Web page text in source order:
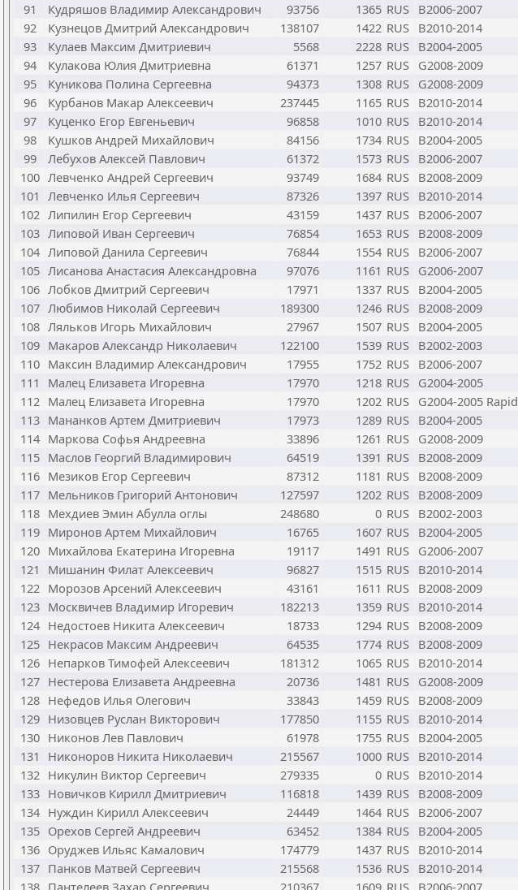
91
Кудряшов Владимир Александрович 93756 1365 RUS B2006-2007
92
Кузнецов Дмитрий Александрович 138107 1422 RUS B2010-2014
93
Кулаев Максим Дмитриевич 5568 2228 RUS B2004-2005
94
Кулакова Юлия Дмитриевна 61371 1257 RUS G2008-2009
95
Куникова Полина Сергеевна 94373 1308 RUS G2008-2009
96
Курбанов Макар Алексеевич 237445 1165 RUS B2010-2014
97
Куценко Егор Евгеньевич 96858 1010 RUS B2010-2014
98
Кушков Андрей Михайлович 84156 1734 RUS B2004-2005
99
Лебухов Алексей Павлович 61372 1573 RUS B2006-2007
100 Левченко Андрей Сергеевич 93749 1684 RUS B2008-2009
101 Левченко Илья Сергеевич 87326 1397 RUS B2010-2014
102 Липилин Егор Сергеевич 43159 1437 RUS B2006-2007
103 Липовой Иван Сергеевич 76854 1653 RUS B2008-2009
104 Липовой Данила Сергеевич 76844 1554 RUS B2006-2007
105 Лисанова Анастасия Александровна 97076 1161 RUS G2006-2007
106 Лобков Дмитрий Сергеевич 17971 1337 RUS B2004-2005
107 Любимов Николай Сергеевич 189300 1246 RUS B2008-2009
108 Ляльков Игорь Михайлович 27967 1507 RUS B2004-2005
109 Макаров Александр Николаевич 122100 1539 RUS B2002-2003
110 Максин Владимир Александрович 17955 1752 RUS B2006-2007
111
Малец Елизавета Игоревна 17970 1218 RUS G2004-2005
112 Малец Елизавета Игоревна 17970 1202 RUS G2004-2005 Rapid
113 Мананков Артем Дмитриевич 17973 1289 RUS B2004-2005
114 Маркова Софья Андреевна 33896 1261 RUS G2008-2009
115 Маслов Георгий Владимирович 64519 1391 RUS B2008-2009
116 Мезиков Егор Сергеевич 87312 1181 RUS B2008-2009
117 Мельников Григорий Антонович 127597 1202 RUS B2008-2009
118 Мехдиев Эмин Абулла оглы 248680 0 RUS B2002-2003
119 Миронов Артем Михайлович 16765 1607 RUS B2004-2005
120 Михайлова Екатерина Игоревна 19117 1491 RUS G2006-2007
121
Мишанин Филат Алексеевич 96827 1515 RUS B2010-2014
122 Морозов Арсений Алексеевич 43161 1611 RUS B2008-2009
123 Москвичев Владимир Игоревич 182213 1359 RUS B2010-2014
124 Недостоев Никита Алексеевич 18733 1294 RUS B2008-2009
125 Некрасов Максим Андреевич 64535 1774 RUS B2008-2009
126 Непарков Тимофей Алексеевич 181312 1065 RUS B2010-2014
127 Нестерова Елизавета Андреевна 20736 1481 RUS G2008-2009
128 Нефедов Илья Олегович 33843 1459 RUS B2008-2009
129 Низовцев Руслан Викторович 177850 1155 RUS B2010-2014
130 Никонов Лев Павлович 61978 1755 RUS B2004-2005
131
Никоноров Никита Николаевич 215567 1000 RUS B2010-2014
132 Никулин Виктор Сергеевич 279335 0 RUS B2010-2014
133 Новичков Кирилл Дмитриевич 116818 1439 RUS B2008-2009
134 Нуждин Кирилл Алексеевич 24449 1464 RUS B2006-2007
135 Орехов Сергей Андреевич 63452 1384 RUS B2004-2005
136 Оруджев Ильяс Камалович 174779 1437 RUS B2010-2014
137 Панков Матвей Сергеевич 215568 1536 RUS B2010-2014
138 Пантелеев Захар Сергеевич 210367 1609 RUS B2006-2007